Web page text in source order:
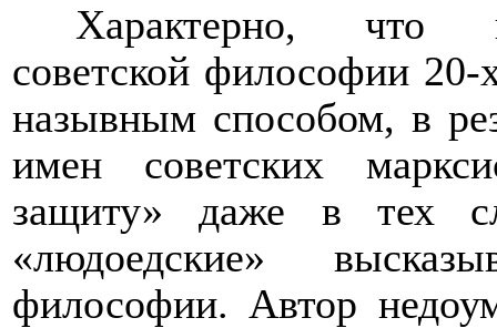
Характерно, что
советской философии 20-
назывным способом, в
имен советских
защиту» даже в тех
«людоедские»
философии. Автор